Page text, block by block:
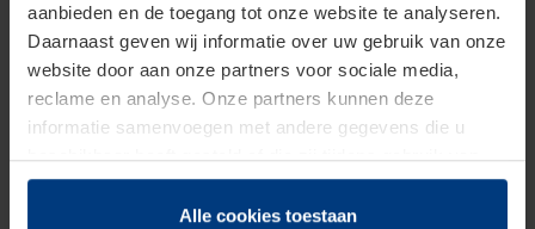
aanbieden en de toegang tot onze website te analyseren.
Daarnaast geven wij informatie over uw gebruik van onze
website door aan onze partners voor sociale media,
reclame en analyse. Onze partners kunnen deze
informatie samenvoegen met andere gegevens die u
beschikbaar heeft gesteld of die zij tijdens gebruik van
hun diensten hebben verzameld.
Juridisch hebben wij het recht om cookies op uw
Alle cookies toestaan
hand wie toegang krijgt tot het afgezette gebied.
Het is mogelijk om de pollers te laten zakken met
eenhandzenderof een code op een codeklavier
Ideaal voor vrachtwagens die in een winkelstraat
tussen een bepaald uur mogen leveren of
leveranciers in een evenementenhal. Naast de